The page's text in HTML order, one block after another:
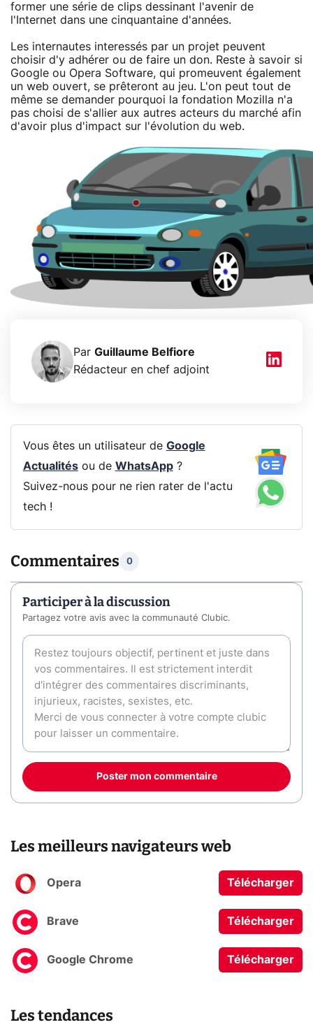
former une série de clips dessinant l'avenir de
l'Internet dans une cinquantaine d'années.
Les internautes interessés par un projet peuvent
choisir d'y adhérer ou de faire un don. Reste à savoir si
Google ou Opera Software, qui promeuvent également
un web ouvert, se prêteront au jeu. L'on peut tout de
même se demander pourquoi la fondation Mozilla n'a
pas choisi de s'allier aux autres acteurs du marché afin
d'avoir plus d'impact sur l'évolution du web.
Par Guillaume Belfiore
Rédacteur en chef adjoint
Vous êtes un utilisateur de Google
Actualitésou de WhatsApp?
Suivez-nous pour ne rien rater de l'actu
tech !
Commentaires 0
Participer à la discussion
Partagez votre avis avec la communauté Clubic.
Poster mon commentaire
Les meilleurs navigateurs web
Opera Télécharger
Brave Télécharger
Google Chrome Télécharger
Les tendances